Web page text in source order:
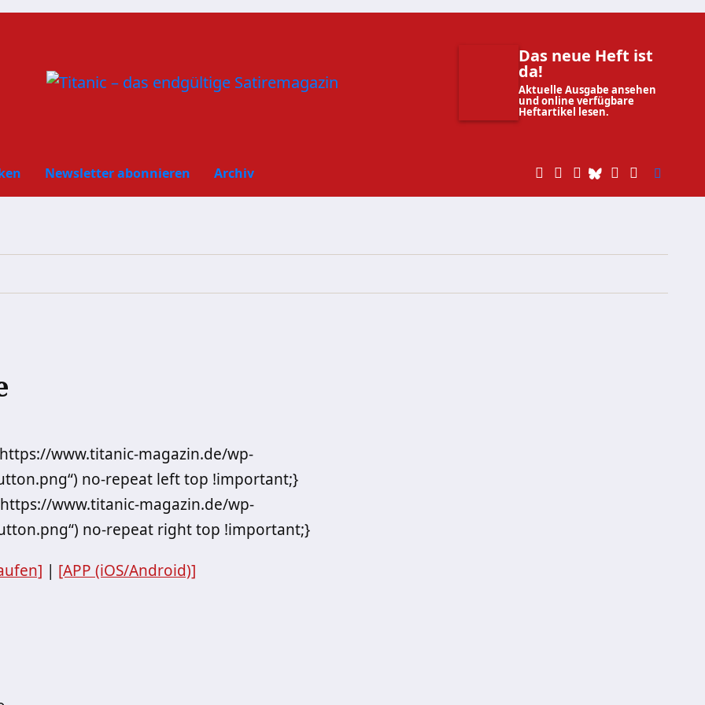
Das neue Heft ist
da!
Aktuelle Ausgabe ansehen
und online verfügbare
Heftartikel lesen.
Newsletter abonnieren Archiv
www.titanic-magazin.de/wp-
no-repeat left top !important;}
www.titanic-magazin.de/wp-
no-repeat right top !important;}
| [APP (iOS/Android)]